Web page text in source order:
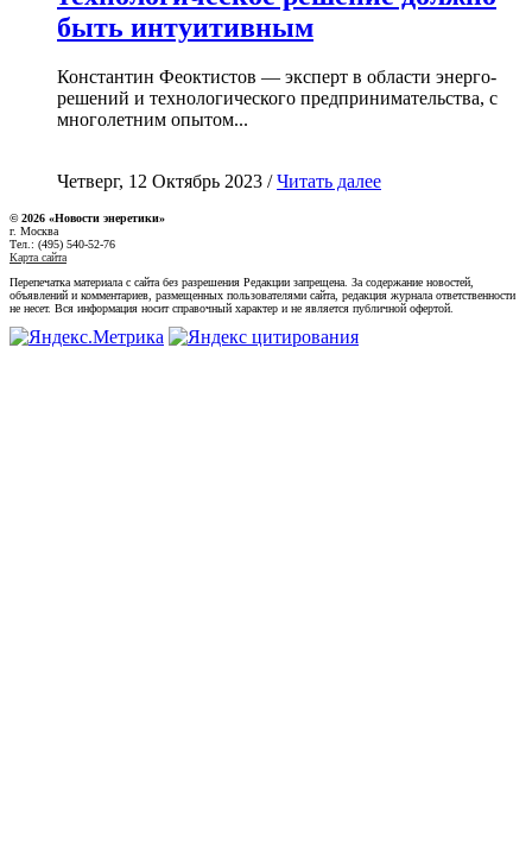
быть интуитивным
Константин Феоктистов — эксперт в области энерго-
решений и технологического предпринимательства, с
многолетним опытом...
Четверг, 12 Октябрь 2023 /Читать далее
© 2026 «Новости энеретики»
г. Москва
Тел.: (495) 540-52-76
Карта сайта
Перепечатка материала с сайта без разрешения Редакции запрещена. За содержание новостей,
объявлений и комментариев, размещенных пользователями сайта, редакция журнала ответственности
не несет. Вся информация носит справочный характер и не является публичной офертой.